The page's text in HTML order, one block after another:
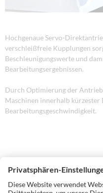
Hochgenaue Servo-
verschleißfreie Kupplungen
Beschleunigungswerte und
Bearbeitungsergebnissen.
Durch Optimierung der
Maschinen innerhalb kürzester
Bearbeitungsgeschwindigkeit.